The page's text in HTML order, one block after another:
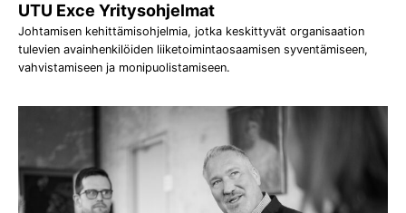
UTU Exce Yritysohjelmat
Johtamisen kehittämisohjelmia, jotka keskittyvät organisaation
tulevien avainhenkilöiden liiketoimintaosaamisen syventämiseen,
vahvistamiseen ja monipuolistamiseen.